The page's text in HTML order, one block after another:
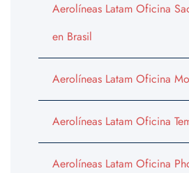
Aerolíneas Latam Oficina
en Brasil
Aerolíneas Latam Oficina
Aerolíneas Latam Oficina
Aerolíneas Latam Oficina